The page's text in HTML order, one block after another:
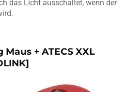
das Licht ausschaltet, wenn der
+ ATECS XXL